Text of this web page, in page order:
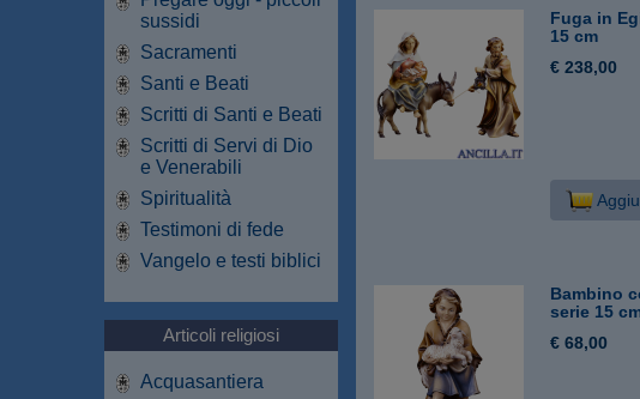
sussidi
Sacramenti
Santi e Beati
Scritti di Santi e Beati
Scritti di Servi di Dio
e Venerabili
Spiritualità
Testimoni di fede
Vangelo e testi biblici
Articoli religiosi
Acquasantiera
Fuga in
15 cm
€ 238,00
Bambino
serie 15
€ 68,00